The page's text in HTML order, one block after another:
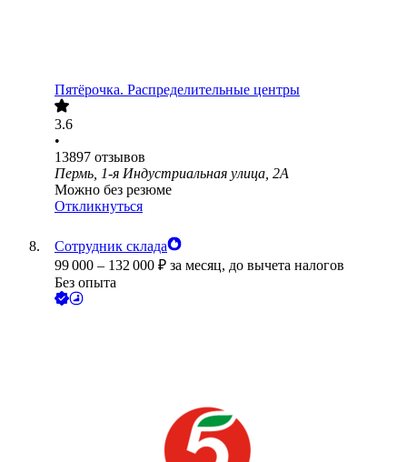
Пятёрочка. Распределительные центры
3.6
•
13897 отзывов
Пермь, 1-я Индустриальная улица, 2А
Можно без резюме
Откликнуться
Сотрудник склада
99 000 – 132 000 ₽ за месяц, до вычета налогов
Без опыта